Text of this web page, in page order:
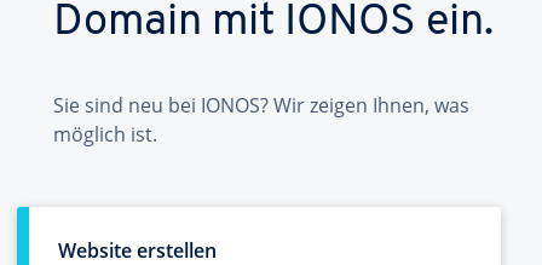
Domain mit IONOS ein.
Sie sind neu bei IONOS? Wir zeigen Ihnen, was
möglich ist.
Website erstellen